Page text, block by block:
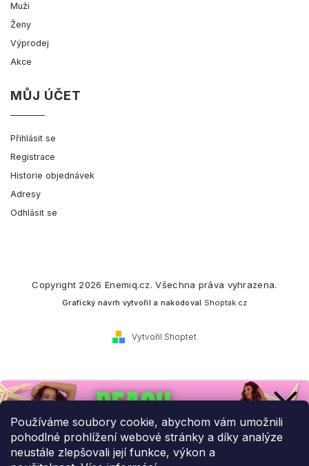
Používáme soubory cookie, abychom vám umožnili
pohodlné prohlížení webové stránky a díky analýze
neustále zlepšovali její funkce, výkon a
Muži
Ženy
Výprodej
Akce
MŮJ ÚČET
Přihlásit se
Registrace
Historie objednávek
Adresy
Odhlásit se
Vytvořil Shoptet
Copyright 2026 Enemiq.cz. Všechna práva vyhrazena.
Grafický návrh vytvořil a nakódoval Shoptak.cz
Přihlaste se k našemu
newsletteru.
Budeme vám posílat informace o našich novinkách a slevových
akcích.